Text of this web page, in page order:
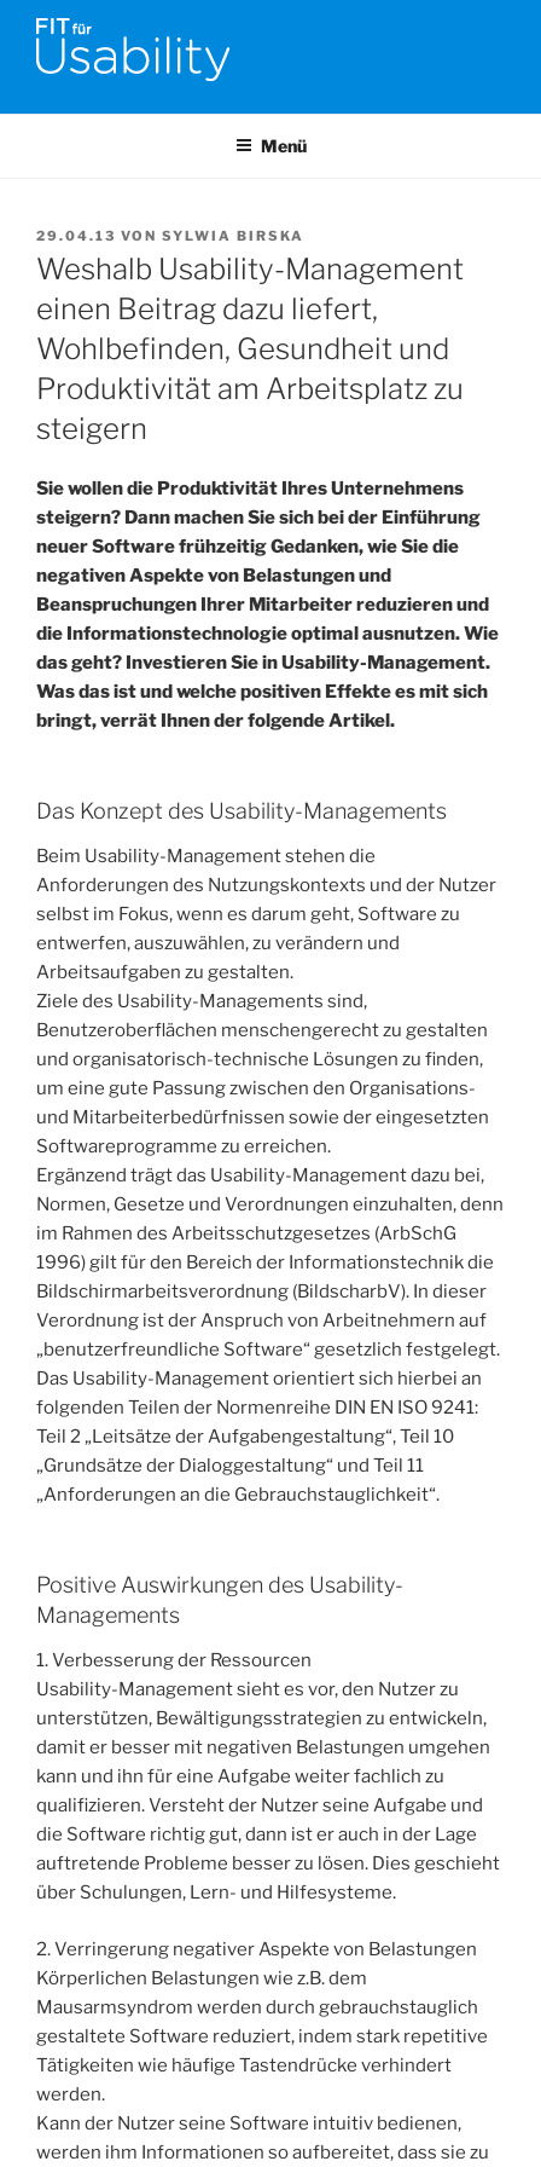
Zum
Inhalt
springen
FIT FÜR USABILITY
Menü
VERÖFFENTLICHT
AM
29.04.13 VON SYLWIA BIRSKA
Weshalb Usability-Management
einen Beitrag dazu liefert,
Wohlbefinden, Gesundheit und
Produktivität am Arbeitsplatz zu
steigern
Sie wollen die Produktivität Ihres Unternehmens
steigern? Dann machen Sie sich bei der Einführung
neuer Software frühzeitig Gedanken, wie Sie die
negativen Aspekte von Belastungen und
Beanspruchungen Ihrer Mitarbeiter reduzieren und
die Informationstechnologie optimal ausnutzen. Wie
das geht? Investieren Sie in Usability-Management.
Was das ist und welche positiven Effekte es mit sich
bringt, verrät Ihnen der folgende Artikel.
Das Konzept des Usability-Managements
Beim Usability-Management stehen die
Anforderungen des Nutzungskontexts und der Nutzer
selbst im Fokus, wenn es darum geht, Software zu
entwerfen, auszuwählen, zu verändern und
Arbeitsaufgaben zu gestalten.
Ziele des Usability-Managements sind,
Benutzeroberflächen menschengerecht zu gestalten
und organisatorisch-technische Lösungen zu finden,
um eine gute Passung zwischen den Organisations-
und Mitarbeiterbedürfnissen sowie der eingesetzten
Softwareprogramme zu erreichen.
Ergänzend trägt das Usability-Management dazu bei,
Normen, Gesetze und Verordnungen einzuhalten, denn
im Rahmen des Arbeitsschutzgesetzes (ArbSchG
1996) gilt für den Bereich der Informationstechnik die
Bildschirmarbeitsverordnung (BildscharbV). In dieser
Verordnung ist der Anspruch von Arbeitnehmern auf
„benutzerfreundliche Software“ gesetzlich festgelegt.
Das Usability-Management orientiert sich hierbei an
folgenden Teilen der Normenreihe DIN EN ISO 9241:
Teil 2 „Leitsätze der Aufgabengestaltung“, Teil 10
„Grundsätze der Dialoggestaltung“ und Teil 11
„Anforderungen an die Gebrauchstauglichkeit“.
Positive Auswirkungen des Usability-
Managements
1. Verbesserung der Ressourcen
Usability-Management sieht es vor, den Nutzer zu
unterstützen, Bewältigungsstrategien zu entwickeln,
damit er besser mit negativen Belastungen umgehen
kann und ihn für eine Aufgabe weiter fachlich zu
qualifizieren. Versteht der Nutzer seine Aufgabe und
die Software richtig gut, dann ist er auch in der Lage
auftretende Probleme besser zu lösen. Dies geschieht
über Schulungen, Lern- und Hilfesysteme.
2. Verringerung negativer Aspekte von Belastungen
Körperlichen Belastungen wie z.B. dem
Mausarmsyndrom werden durch gebrauchstauglich
gestaltete Software reduziert, indem stark repetitive
Tätigkeiten wie häufige Tastendrücke verhindert
werden.
Kann der Nutzer seine Software intuitiv bedienen,
werden ihm Informationen so aufbereitet, dass sie zu